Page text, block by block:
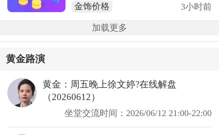
金饰价格 3小时前
加载更多
黄金路演
黄金：周五晚上徐文婷?在线解盘
（20260612）
坐堂交流时间：2026/06/12 21:00-22:00